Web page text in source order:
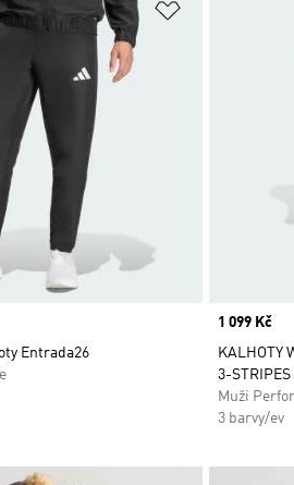
Přidat do
Entrada26
Price
1 099 Kč
KALHOTY
3-STRIPES
Muži
3 barvy/ev